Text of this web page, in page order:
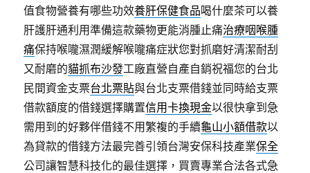
值食物營養有哪些功效養肝保健食品喝什麼茶可以養
肝護肝通利用準備這款藥物更能消腫止痛治療咽喉腫
痛保持喉嚨濕潤緩解喉嚨痛症狀您對抓磨好清潔耐刮
又耐磨的貓抓布沙發工廠直營自產自銷祝福您的台北
民間資金支票台北票貼與台北支票借錢並同時給支票
借款額度的借錢選擇購置信用卡換現金以很快拿到急
需用到的好夥伴借錢不用繁複的手續龜山小額借款以
為貸款的借錢方法最完善引領台灣安保科技產業保全
公司讓智慧科技化的最佳選擇，買賣專業合法各式急